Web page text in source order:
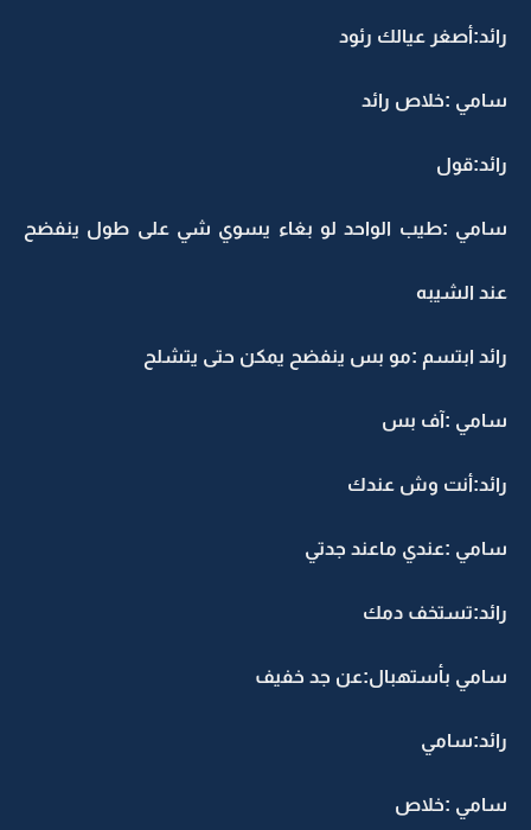
رائد:أصغر عيالك رئود
سامي :خلاص رائد
رائد:قول
سامي :طيب الواحد لو بغاء يسوي شي على طول ينفضح
عند الشيبه
رائد ابتسم :مو بس ينفضح يمكن حتى يتشلح
سامي :آف بس
رائد:أنت وش عندك
سامي :عندي ماعند جدتي
رائد:تستخف دمك
سامي بأستهبال:عن جد خفيف
رائد:سامي
سامي :خلاص